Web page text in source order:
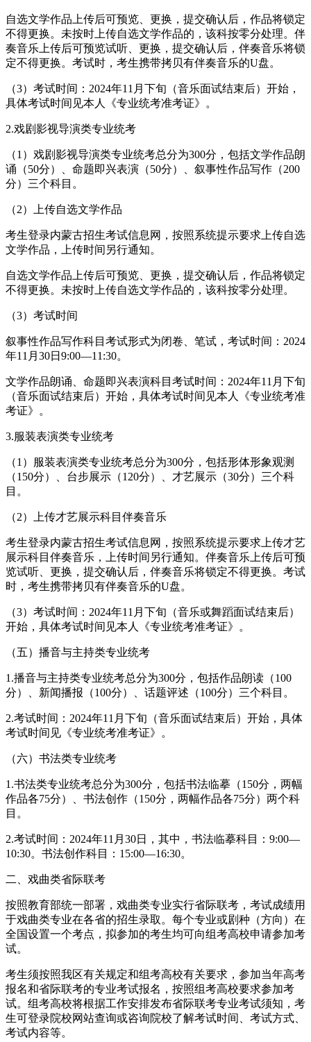
自选文学作品上传后可预览、更换，提交确认后，作品将锁定
不得更换。未按时上传自选文学作品的，该科按零分处理。伴
奏音乐上传后可预览试听、更换，提交确认后，伴奏音乐将锁
定不得更换。考试时，考生携带拷贝有伴奏音乐的U盘。
（3）考试时间：2024年11月下旬（音乐面试结束后）开始，
具体考试时间见本人《专业统考准考证》。
2.戏剧影视导演类专业统考
（1）戏剧影视导演类专业统考总分为300分，包括文学作品朗
诵（50分）、命题即兴表演（50分）、叙事性作品写作（200
分）三个科目。
（2）上传自选文学作品
考生登录内蒙古招生考试信息网，按照系统提示要求上传自选
文学作品，上传时间另行通知。
自选文学作品上传后可预览、更换，提交确认后，作品将锁定
不得更换。未按时上传自选文学作品的，该科按零分处理。
（3）考试时间
叙事性作品写作科目考试形式为闭卷、笔试，考试时间：2024
年11月30日9:00—11:30。
文学作品朗诵、命题即兴表演科目考试时间：2024年11月下旬
（音乐面试结束后）开始，具体考试时间见本人《专业统考准
考证》。
3.服装表演类专业统考
（1）服装表演类专业统考总分为300分，包括形体形象观测
（150分）、台步展示（120分）、才艺展示（30分）三个科
目。
（2）上传才艺展示科目伴奏音乐
考生登录内蒙古招生考试信息网，按照系统提示要求上传才艺
展示科目伴奏音乐，上传时间另行通知。伴奏音乐上传后可预
览试听、更换，提交确认后，伴奏音乐将锁定不得更换。考试
时，考生携带拷贝有伴奏音乐的U盘。
（3）考试时间：2024年11月下旬（音乐或舞蹈面试结束后）
开始，具体考试时间见本人《专业统考准考证》。
（五）播音与主持类专业统考
1.播音与主持类专业统考总分为300分，包括作品朗读（100
分）、新闻播报（100分）、话题评述（100分）三个科目。
2.考试时间：2024年11月下旬（音乐面试结束后）开始，具体
考试时间见《专业统考准考证》。
（六）书法类专业统考
1.书法类专业统考总分为300分，包括书法临摹（150分，两幅
作品各75分）、书法创作（150分，两幅作品各75分）两个科
目。
2.考试时间：2024年11月30日，其中，书法临摹科目：9:00—
10:30。书法创作科目：15:00—16:30。
二、戏曲类省际联考
按照教育部统一部署，戏曲类专业实行省际联考，考试成绩用
于戏曲类专业在各省的招生录取。每个专业或剧种（方向）在
全国设置一个考点，拟参加的考生均可向组考高校申请参加考
试。
考生须按照我区有关规定和组考高校有关要求，参加当年高考
报名和省际联考的专业考试报名，按照组考高校要求参加考
试。组考高校将根据工作安排发布省际联考专业考试须知，考
生可登录院校网站查询或咨询院校了解考试时间、考试方式、
考试内容等。